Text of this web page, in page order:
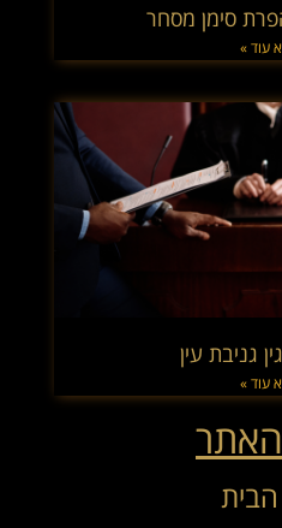
סימן מסחר
עוד »
גניבת עין
עוד »